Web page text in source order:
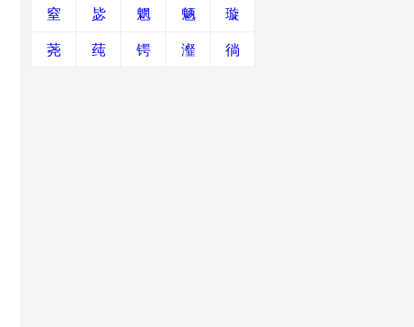
窒 毖 魍 魉 璇
荛 莼 锷 瀣 徜